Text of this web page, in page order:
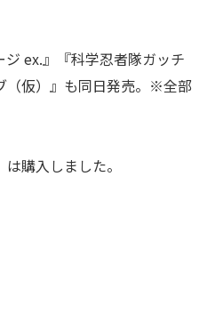
ex.』『科学忍者隊ガッチ
（仮）』も同日発売。※全部
購入しました。